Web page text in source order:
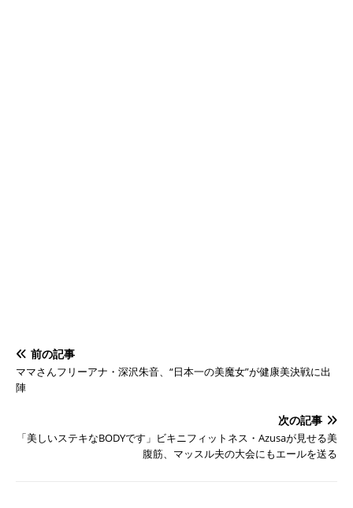
前の記事
ママさんフリーアナ・深沢朱音、“日本一の美魔女”が健康美決戦に出
陣
次の記事
「美しいステキなBODYです」ビキニフィットネス・Azusaが見せる美
腹筋、マッスル夫の大会にもエールを送る